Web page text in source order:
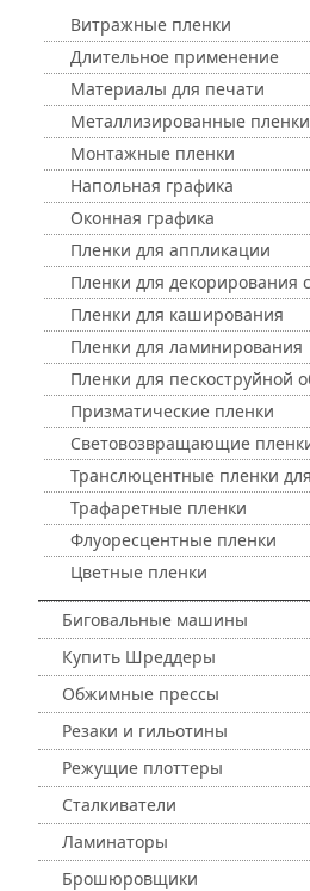
Витражные пленки
Длительное применение
Материалы для печати
Металлизированные пленки
Монтажные пленки
Напольная графика
Оконная графика
Пленки для аппликации
Пленки для декорирования
Пленки для каширования
Пленки для ламинирования
Пленки для пескоструйной
Призматические пленки
Световозвращающие
Транслюцентные пленки
Трафаретные пленки
Флуоресцентные пленки
Цветные пленки
Биговальные машины
Купить Шреддеры
Обжимные прессы
Резаки и гильотины
Режущие плоттеры
Сталкиватели
Ламинаторы
Брошюровщики